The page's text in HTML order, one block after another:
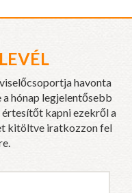
havonta
hónap legjelentősebb
értesítőt kapni ezekről a
kitöltve iratkozzon fel